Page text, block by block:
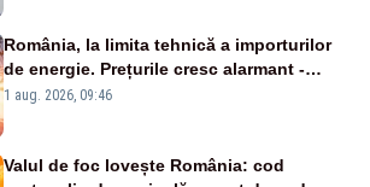
România, la limita tehnică a importurilor
de energie. Prețurile cresc alarmant -
Analiză Realitatea Plus
1 aug. 2026, 09:46
Valul de foc lovește România: cod